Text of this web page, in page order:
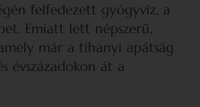
felfedezett gyógyvíz, a
Emiatt lett népszerű,
már a tihanyi apátság
évszázadokon át a